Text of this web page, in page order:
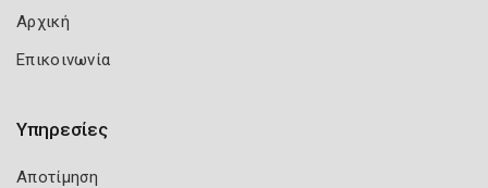
Αρχική
Επικοινωνία
Υπηρεσίες
Αποτίμηση